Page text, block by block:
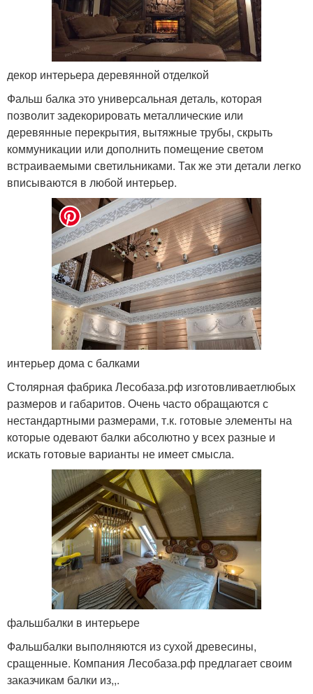
декор интерьера деревянной отделкой
Фальш балка это универсальная деталь, которая
позволит задекорировать металлические или
деревянные перекрытия, вытяжные трубы, скрыть
коммуникации или дополнить помещение светом
встраиваемыми светильниками. Так же эти детали легко
вписываются в любой интерьер.
интерьер дома с балками
Столярная фабрика Лесобаза.рф изготовливаетлюбых
размеров и габаритов. Очень часто обращаются с
нестандартными размерами, т.к. готовые элементы на
которые одевают балки абсолютно у всех разные и
искать готовые варианты не имеет смысла.
фальшбалки в интерьере
Фальшбалки выполняются из сухой древесины,
сращенные. Компания Лесобаза.рф предлагает своим
заказчикам балки из,,.